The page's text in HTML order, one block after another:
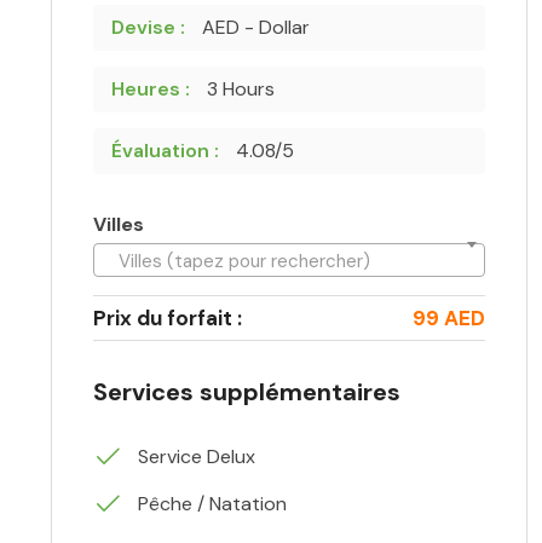
Devise : AED - Dollar
Heures : 3 Hours
Évaluation : 4.08/5
Villes
Villes (tapez pour rechercher)
Prix du forfait : 99 AED
Services supplémentaires
Service Delux
Pêche / Natation